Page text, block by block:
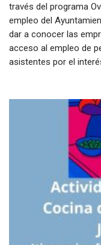
través del programa
empleo del
dar a conocer las
acceso al empleo de
asistentes por el